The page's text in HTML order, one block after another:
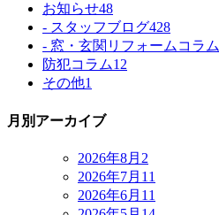
お知らせ48
- スタッフブログ428
- 窓・玄関リフォームコラム
防犯コラム12
その他1
月別アーカイブ
2026年8月 2
2026年7月 11
2026年6月 11